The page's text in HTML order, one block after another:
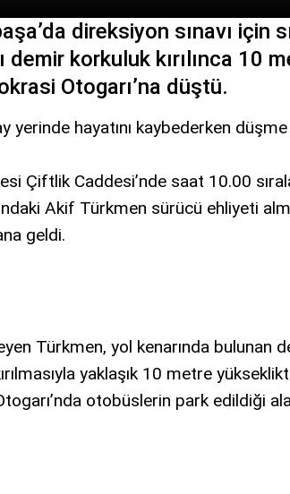
direksiyon sınavı için
demir korkuluk kırılınca 10
Otogarı’na düştü.
yerinde hayatını kaybederken düşme
Çiftlik Caddesi’nde saat 10.00
Akif Türkmen sürücü ehliyeti
geldi.
Türkmen, yol kenarında bulunan
yaklaşık 10 metre
otobüslerin park edildiği